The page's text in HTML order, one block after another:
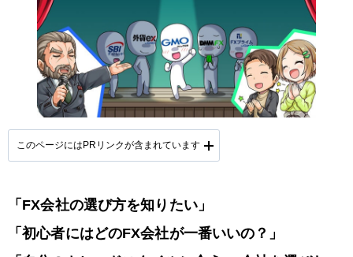
このページにはPRリンクが含まれています
「FX会社の選び方を知りたい」
「初心者にはどのFX会社が一番いいの？」